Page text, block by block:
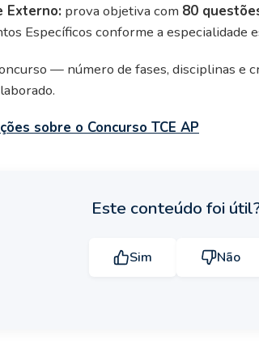
Externo: prova objetiva com 80
Específicos conforme a especialidade
— número de fases, disciplinas e
sobre o Concurso TCE AP
Este conteúdo foi
Sim Não